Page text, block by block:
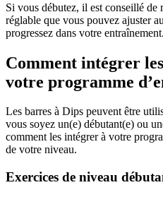
Si vous débutez, il est conseillé de
réglable que vous pouvez ajuster
progressez dans votre entraînement.
Comment intégrer
votre programme
Les barres à Dips peuvent être
vous soyez un(e) débutant(e) ou
comment les intégrer à votre
de votre niveau.
Exercices de niveau